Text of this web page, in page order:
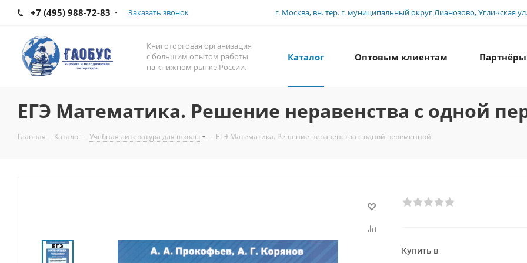
+7 (495) 988-72-83 Заказать звонок г. Москва, вн. тер. г. муниципальный округ Лианозово, Угличская
Книготорговая организация
с большим опытом работы
на книжном рынке России.
Каталог Оптовым клиентам Партнёры
ЕГЭ Математика. Решение неравенства с одной
Главная - Каталог - Учебная литература для школы - ЕГЭ Математика. Решение неравенства с одной переменной
Купить в